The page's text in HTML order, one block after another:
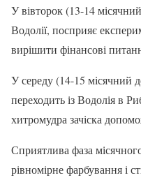
У вівторок (13-14
Водолії, посприяє
вирішити фінансові
У середу (14-15 місячний
переходить із Водолія в
хитромудра зачіска
Сприятлива фаза
рівномірне фарбування і